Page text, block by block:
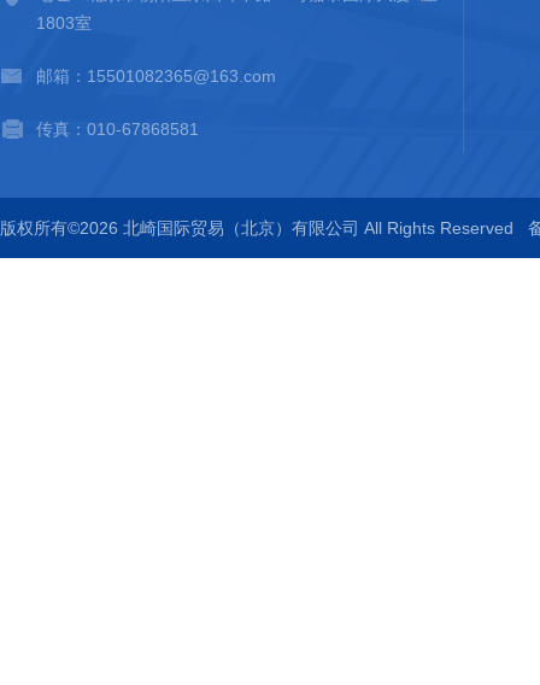
1803室
邮箱：15501082365@163.com
传真：010-67868581
版权所有©2026 北崎国际贸易（北京）有限公司 All Rights Reserved